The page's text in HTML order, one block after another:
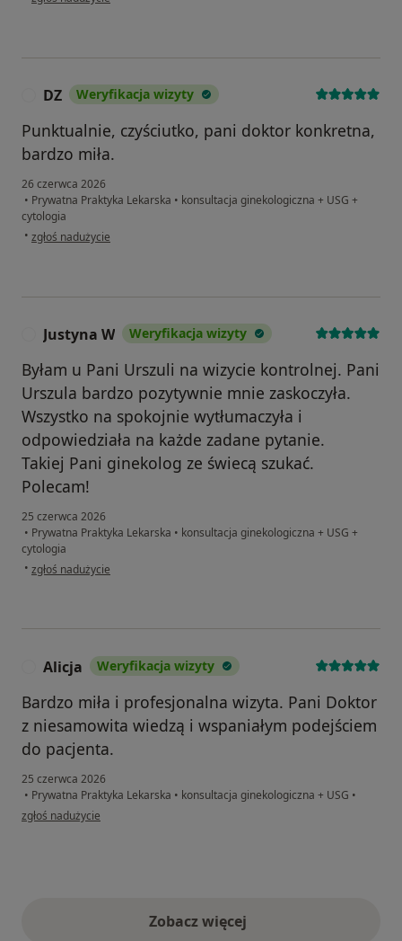
DZ Weryfikacja wizyty
Punktualnie, czyściutko, pani doktor konkretna,
bardzo miła.
26 czerwca 2026
• Prywatna Praktyka Lekarska • konsultacja ginekologiczna + USG +
cytologia
• w opinii użytkownika DZ
zgłoś nadużycie
Justyna W Weryfikacja wizyty
Byłam u Pani Urszuli na wizycie kontrolnej. Pani
Urszula bardzo pozytywnie mnie zaskoczyła.
Wszystko na spokojnie wytłumaczyła i
odpowiedziała na każde zadane pytanie.
Takiej Pani ginekolog ze świecą szukać.
Polecam!
25 czerwca 2026
• Prywatna Praktyka Lekarska • konsultacja ginekologiczna + USG +
cytologia
• w opinii użytkownika Justyna W
zgłoś nadużycie
Alicja Weryfikacja wizyty
Bardzo miła i profesjonalna wizyta. Pani Doktor
z niesamowita wiedzą i wspaniałym podejściem
do pacjenta.
25 czerwca 2026
• Prywatna Praktyka Lekarska • konsultacja ginekologiczna + USG •
w opinii użytkownika Alicja
zgłoś nadużycie
Zobacz więcejopinie powyżej